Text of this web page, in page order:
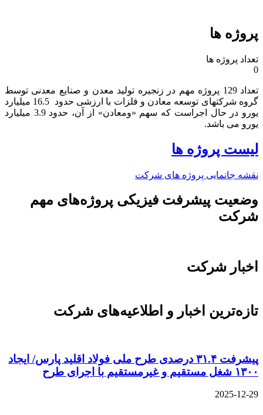
پروژه ها
تعداد پروژه ها
0
تعداد 129 پروژه مهم در زنجیره تولید معدن و صنایع معدنی توسط
گروه شرکتهای توسعه معادن و فلزات با ارزشی حدود 16.5 میلیارد
یورو در حال اجراست که سهم «ومعادن» از آن، حدود 3.9 میلیارد
یورو می باشد.​
لیست پروژه ها
نقشه جانمایی پروژه های شرکت
وضعیت پیشرفت فیزیکی پروژه‌های مهم
شرکت
اخبار شرکت
تازه‌ترین اخبار و اطلاعیه‌های شرکت
پیشرفت ۳۱.۴ درصدی طرح ملی فولاد اقلید پارس/ ایجاد
۱۳۰۰ شغل مستقیم و غیرمستقیم با اجرای طرح
2025-12-29